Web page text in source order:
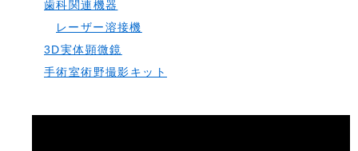
歯科関連機器
レーザー溶接機
3D実体顕微鏡
手術室術野撮影キット